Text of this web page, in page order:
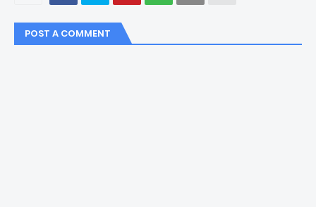
POST A COMMENT